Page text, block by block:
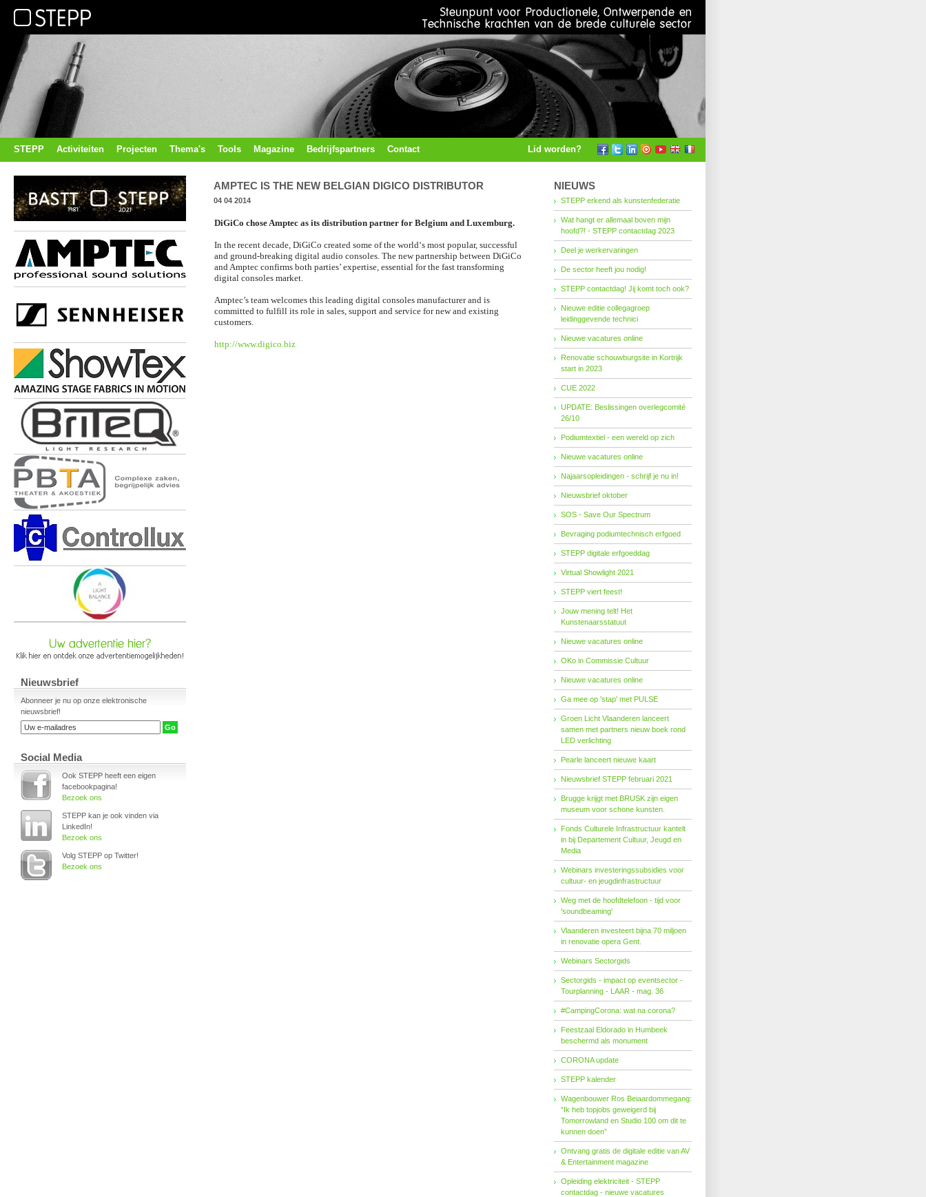
STEPP Activiteiten Projecten Thema's Tools Magazine Bedrijfspartners Contact Lid worden?
Nieuwsbrief
Abonneer je nu op onze elektronische
nieuwsbrief!
Social Media
Ook STEPP heeft een eigen
facebookpagina!
Bezoek ons
STEPP kan je ook vinden via
LinkedIn!
Bezoek ons
Volg STEPP op Twitter!
Bezoek ons
AMPTEC IS THE NEW BELGIAN DIGICO DISTRIBUTOR
04 04 2014
DiGiCo chose Amptec as its distribution partner for Belgium and Luxemburg.
In the recent decade, DiGiCo created some of the world‘s most popular, successful
and ground-breaking digital audio consoles. The new partnership between DiGiCo
and Amptec confirms both parties’ expertise, essential for the fast transforming
digital consoles market.
Amptec’s team welcomes this leading digital consoles manufacturer and is
committed to fulfill its role in sales, support and service for new and existing
customers.
http://www.digico.biz
NIEUWS
STEPP erkend als kunstenfederatie
Wat hangt er allemaal boven mijn
hoofd?! - STEPP contactdag 2023
Deel je werkervaringen
De sector heeft jou nodig!
STEPP contactdag! Jij komt toch ook?
Nieuwe editie collegagroep
leidinggevende technici
Nieuwe vacatures online
Renovatie schouwburgsite in Kortrijk
start in 2023
CUE 2022
UPDATE: Beslissingen overlegcomité
26/10
Podiumtextiel - een wereld op zich
Nieuwe vacatures online
Najaarsopleidingen - schrijf je nu in!
Nieuwsbrief oktober
SOS - Save Our Spectrum
Bevraging podiumtechnisch erfgoed
STEPP digitale erfgoeddag
Virtual Showlight 2021
STEPP viert feest!
Jouw mening telt! Het
Kunstenaarsstatuut
Nieuwe vacatures online
OKo in Commissie Cultuur
Nieuwe vacatures online
Ga mee op 'stap' met PULSE
Groen Licht Vlaanderen lanceert
samen met partners nieuw boek rond
LED verlichting
Pearle lanceert nieuwe kaart
Nieuwsbrief STEPP februari 2021
Brugge krijgt met BRUSK zijn eigen
museum voor schone kunsten.
Fonds Cul­tu­re­le In­fra­struc­tuur kan­telt
in bij De­par­te­ment Cul­tuur, Jeugd en
Me­dia
Webinars investeringssubsidies voor
cultuur- en jeugdinfrastructuur
Weg met de hoofdtelefoon - tijd voor
'soundbeaming'
Vlaanderen investeert bijna 70 miljoen
in renovatie opera Gent.
Webinars Sectorgids
Sectorgids - impact op eventsector -
Tourplanning - LAAR - mag. 36
#CampingCorona: wat na corona?
Feestzaal Eldorado in Humbeek
beschermd als monument
CORONA update
STEPP kalender
Wagenbouwer Ros Beiaardommegang:
“Ik heb topjobs geweigerd bij
Tomorrowland en Studio 100 om dit te
kunnen doen”
Ontvang gratis de digitale editie van AV
& Entertainment magazine
Opleiding elektriciteit - STEPP
contactdag - nieuwe vacatures